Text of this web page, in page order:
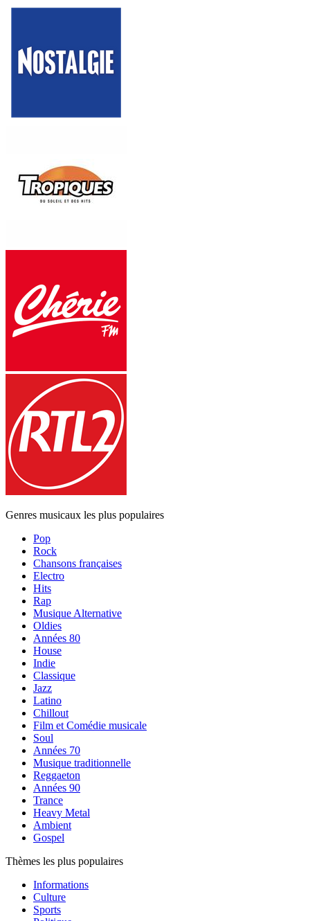
Genres musicaux les plus populaires
Pop
Rock
Chansons françaises
Electro
Hits
Rap
Musique Alternative
Oldies
Années 80
House
Indie
Classique
Jazz
Latino
Chillout
Film et Comédie musicale
Soul
Années 70
Musique traditionnelle
Reggaeton
Années 90
Trance
Heavy Metal
Ambient
Gospel
Thèmes les plus populaires
Informations
Culture
Sports